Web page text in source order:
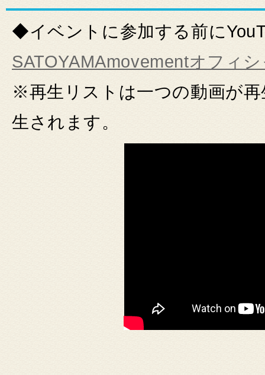
◆イベントに参加する前に
SATOYAMAmovementオフィ
※再生リストは一つの動画が
生されます。